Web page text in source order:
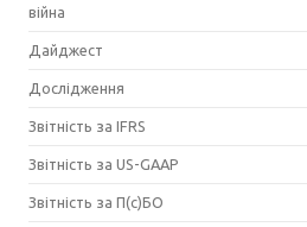
війна
Дайджест
Дослідження
Звітність за IFRS
Звітність за US-GAAP
Звітність за П(с)БО